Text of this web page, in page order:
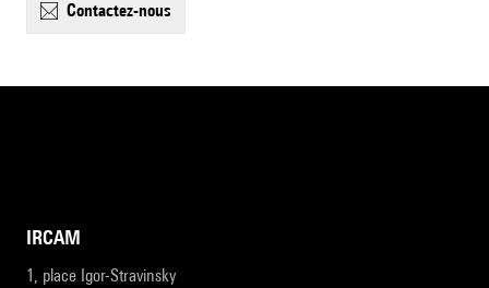
contactez-nous
IRCAM
1, place Igor-Stravinsky